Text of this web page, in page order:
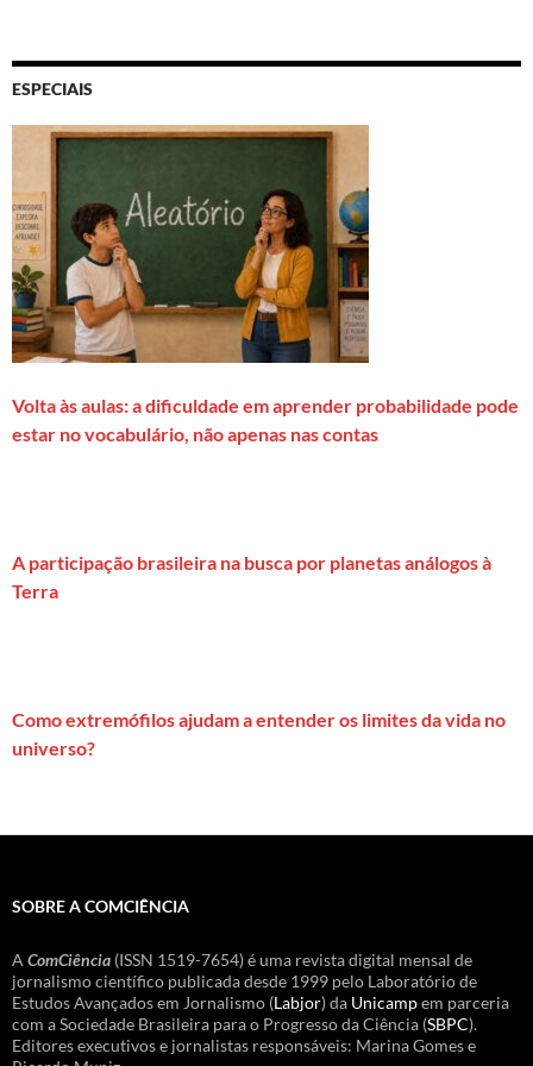
ESPECIAIS
Volta às aulas: a dificuldade em aprender probabilidade pode
estar no vocabulário, não apenas nas contas
A participação brasileira na busca por planetas análogos à
Terra
Como extremófilos ajudam a entender os limites da vida no
universo?
SOBRE A COMCIÊNCIA
A ComCiência (ISSN 1519-7654) é uma revista digital mensal de
jornalismo científico publicada desde 1999 pelo Laboratório de
Estudos Avançados em Jornalismo (Labjor) da Unicampem parceria
com a Sociedade Brasileira para o Progresso da Ciência (SBPC).
Editores executivos e jornalistas responsáveis: Marina Gomes e